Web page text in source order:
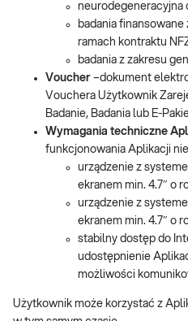
neurodegeneracyjna
badania
ramach kontraktu
badania z zakresu
Voucher –dokument
Vouchera Użytkownik
Badanie, Badania lub E-
Wymagania techniczne
funkcjonowania Aplikacji
urządzenie z
ekranem min. 4.7″ o
urządzenie z
ekranem min. 4.7″ o
stabilny dostęp do
udostępnienie
możliwości
Użytkownik może korzystać z